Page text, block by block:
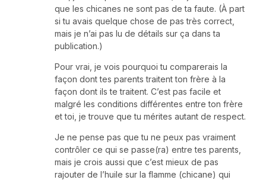
que les chicanes ne sont pas de ta faute. (À part
si tu avais quelque chose de pas très correct,
mais je n’ai pas lu de détails sur ça dans ta
publication.)
Pour vrai, je vois pourquoi tu comparerais la
façon dont tes parents traitent ton frère à la
façon dont ils te traitent. C’est pas facile et
malgré les conditions différentes entre ton frère
et toi, je trouve que tu mérites autant de respect.
Je ne pense pas que tu ne peux pas vraiment
contrôler ce qui se passe(ra) entre tes parents,
mais je crois aussi que c’est mieux de pas
rajouter de l’huile sur la flamme (chicane) qui